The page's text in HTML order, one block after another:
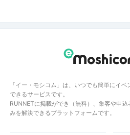
「イー・モシコム」は、いつでも簡単にイ
できるサービスです。
RUNNETに掲載ができ（無料）、集客や申
みを解決できるプラットフォームです。